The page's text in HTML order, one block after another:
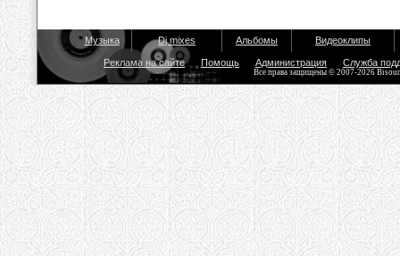
Музыка Dj mixes Альбомы Видеоклипы
Реклама на сайте Помощь Администрация Служба
Все права защищены © 2007-2026